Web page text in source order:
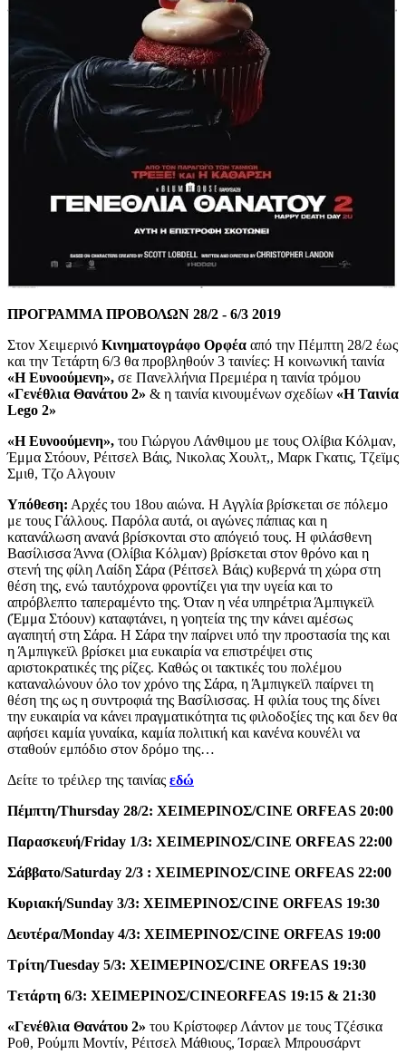
ΠΡΟΓΡΑΜΜΑ ΠΡΟΒΟΛΩΝ 28/2 - 6/3 2019
Στον Χειμερινό Κινηματογράφο Ορφέα από την Πέμπτη 28/2 έως
και την Τετάρτη 6/3 θα προβληθούν 3 ταινίες: Η κοινωνική ταινία
«Η Ευνοούμενη», σε Πανελλήνια Πρεμιέρα η ταινία τρόμου
«Γενέθλια Θανάτου 2» & η ταινία κινουμένων σχεδίων «Η Ταινία
Lego 2»
«Η Ευνοούμενη», του Γιώργου Λάνθιμου με τους Ολίβια Κόλμαν,
Έμμα Στόουν, Ρέιτσελ Βάις, Νικολας Χουλτ,, Μαρκ Γκατις, Τζεϊμς
Σμιθ, Τζο Αλγουιν
Υπόθεση: Αρχές του 18ου αιώνα. Η Αγγλία βρίσκεται σε πόλεμο
με τους Γάλλους. Παρόλα αυτά, οι αγώνες πάπιας και η
κατανάλωση ανανά βρίσκονται στο απόγειό τους. Η φιλάσθενη
Βασίλισσα Άννα (Ολίβια Κόλμαν) βρίσκεται στον θρόνο και η
στενή της φίλη Λαίδη Σάρα (Ρέιτσελ Βάις) κυβερνά τη χώρα στη
θέση της, ενώ ταυτόχρονα φροντίζει για την υγεία και το
απρόβλεπτο ταπεραμέντο της. Όταν η νέα υπηρέτρια Άμπιγκεϊλ
(Έμμα Στόουν) καταφτάνει, η γοητεία της την κάνει αμέσως
αγαπητή στη Σάρα. Η Σάρα την παίρνει υπό την προστασία της και
η Άμπιγκεϊλ βρίσκει μια ευκαιρία να επιστρέψει στις
αριστοκρατικές της ρίζες. Καθώς οι τακτικές του πολέμου
καταναλώνουν όλο τον χρόνο της Σάρα, η Άμπιγκεϊλ παίρνει τη
θέση της ως η συντροφιά της Βασίλισσας. Η φιλία τους της δίνει
την ευκαιρία να κάνει πραγματικότητα τις φιλοδοξίες της και δεν θα
αφήσει καμία γυναίκα, καμία πολιτική και κανένα κουνέλι να
σταθούν εμπόδιο στον δρόμο της…
Δείτε το τρέιλερ της ταινίας εδώ
Πέμπτη/Thursday 28/2: ΧΕΙΜΕΡΙΝΟΣ/CINE ORFEAS 20:00
Παρασκευή/Friday 1/3: ΧΕΙΜΕΡΙΝΟΣ/CINE ORFEAS 22:00
Σάββατο/Saturday 2/3 : ΧΕΙΜΕΡΙΝΟΣ/CINE ORFEAS 22:00
Κυριακή/Sunday 3/3: ΧΕΙΜΕΡΙΝΟΣ/CINE ORFEAS 19:30
Δευτέρα/Monday 4/3: ΧΕΙΜΕΡΙΝΟΣ/CINE ORFEAS 19:00
Tρίτη/Tuesday 5/3: ΧΕΙΜΕΡΙΝΟΣ/CINE ORFEAS 19:30
Tετάρτη 6/3: ΧΕΙΜΕΡΙΝΟΣ/CINEORFEAS 19:15 & 21:30
«Γενέθλια Θανάτου 2» του Κρίστοφερ Λάντον με τους Τζέσικα
Ροθ, Ρούμπι Μοντίν, Ρέιτσελ Μάθιους, Ίσραελ Μπρουσάρντ